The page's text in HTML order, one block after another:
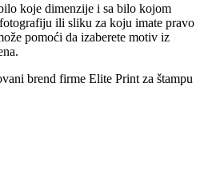
koje dimenzije i sa bilo kojom
ili sliku za koju imate pravo
pomoći da izaberete motiv iz
brend firme Elite Print za štampu